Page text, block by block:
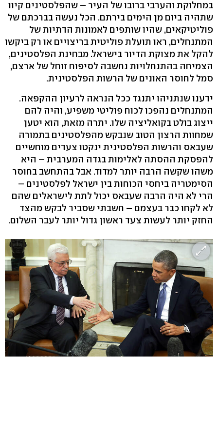
במחלוקת והערבי ברובו של העיר – שהפלסטינים קיוו
שתהיה ביום מן הימים בירתם. הכל נעשה בברכתם של
פוליטיקאים, שהיו שותפים לאמונות הדתיות של
המתנחלים, ראו תועלת פוליטית בריצויים או רק ביקשו
להקל את מצוקת הדיור בישראל. מבחינת הפלסטינים,
הצמיחה בהתנחלויות נחשבה לסיפוח זוחל של ארצם,
סמל לחוסר האונים של הרשות הפלסטינית.
ידענו שנתניהו יתנגד ככל הנראה לרעיון ההקפאה.
המתנחלים נהפכו לכוח פוליטי משפיע, והיה להם
ייצוג בולט בקואליציה שלו. יתרה מזאת, הוא יטען
שמחוות הרצון הטוב שנבקש מהפלסטינים בתמורה
שעבאס והרשות הפלסטינית ינקטו צעדים מוחשיים
להפסקת ההסתה לאלימות בגדה המערבית – היא
משהו שקשה הרבה יותר למדוד. אבל בהתחשב בחוסר
הסימטריה ביחסי הכוחות בין ישראל לפלסטינים –
הרי לא היה הרבה שעבאס יכול לתת לישראלים שהם
לא לקחו כבר בעצמם – חשבתי שסביר לבקש מהצד
החזק יותר לעשות צעד ראשון גדול יותר לעבר השלום.